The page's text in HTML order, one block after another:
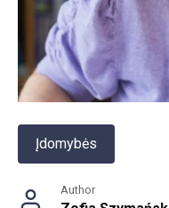
Įdomybės
Author